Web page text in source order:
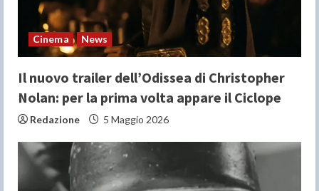
n
g
Cinema News
Il nuovo trailer dell’Odissea di Christopher
Nolan: per la prima volta appare il Ciclope
Redazione 5 Maggio 2026